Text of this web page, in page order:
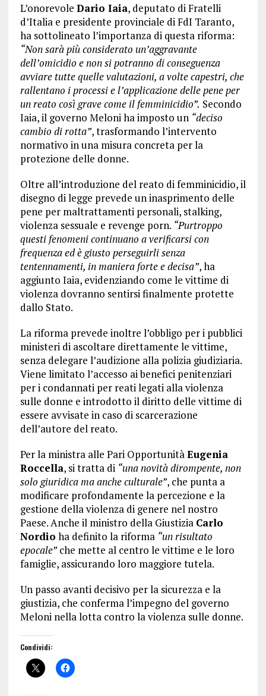
L’onorevole Dario Iaia, deputato di Fratelli
d’Italia e presidente provinciale di FdI Taranto,
ha sottolineato l’importanza di questa riforma:
“Non sarà più considerato un’aggravante
dell’omicidio e non si potranno di conseguenza
avviare tutte quelle valutazioni, a volte capestri, che
rallentano i processi e l’applicazione delle pene per
un reato così grave come il femminicidio”. Secondo
Iaia, il governo Meloni ha imposto un “deciso
cambio di rotta”, trasformando l’intervento
normativo in una misura concreta per la
protezione delle donne.
Oltre all’introduzione del reato di femminicidio, il
disegno di legge prevede un inasprimento delle
pene per maltrattamenti personali, stalking,
violenza sessuale e revenge porn. “Purtroppo
questi fenomeni continuano a verificarsi con
frequenza ed è giusto perseguirli senza
tentennamenti, in maniera forte e decisa”, ha
aggiunto Iaia, evidenziando come le vittime di
violenza dovranno sentirsi finalmente protette
dallo Stato.
La riforma prevede inoltre l’obbligo per i pubblici
ministeri di ascoltare direttamente le vittime,
senza delegare l’audizione alla polizia giudiziaria.
Viene limitato l’accesso ai benefici penitenziari
per i condannati per reati legati alla violenza
sulle donne e introdotto il diritto delle vittime di
essere avvisate in caso di scarcerazione
dell’autore del reato.
Per la ministra alle Pari OpportunitàEugenia
Roccella, si tratta di “una novità dirompente, non
solo giuridica ma anche culturale”, che punta a
modificare profondamente la percezione e la
gestione della violenza di genere nel nostro
Paese. Anche il ministro della Giustizia Carlo
Nordio ha definito la riforma “un risultato
epocale”che mette al centro le vittime e le loro
famiglie, assicurando loro maggiore tutela.
Un passo avanti decisivo per la sicurezza e la
giustizia, che conferma l’impegno del governo
Meloni nella lotta contro la violenza sulle donne.
Condividi: